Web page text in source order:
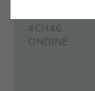
#CH46
ONDINE